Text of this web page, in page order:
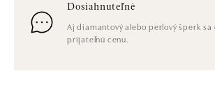
Dosiahnuteľné
Aj diamantový alebo perlový šperk sa
prijateľnú cenu.